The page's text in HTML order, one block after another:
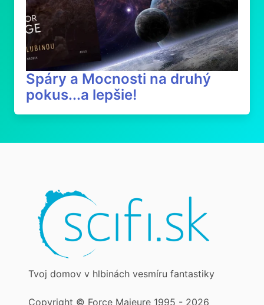
Spáry a Mocnosti na druhý
pokus...a lepšie!
Tvoj domov v hlbinách vesmíru fantastiky
Copyright © Force Majeure 1995 - 2026